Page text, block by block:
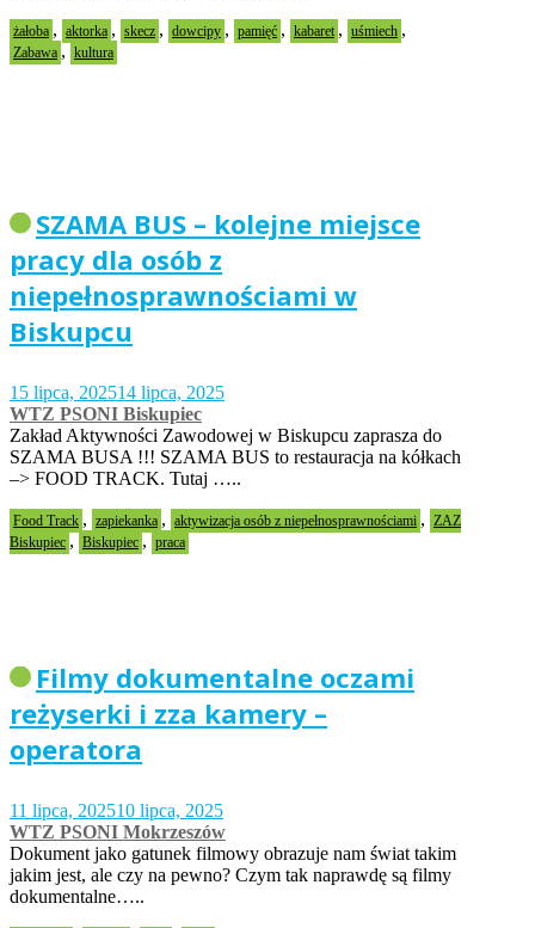
żałoba , aktorka , skecz , dowcipy , pamięć , kabaret , uśmiech ,
Zabawa , kultura
SZAMA BUS – kolejne miejsce
pracy dla osób z
niepełnosprawnościami w
Biskupcu
15 lipca, 202514 lipca, 2025
WTZ PSONI Biskupiec
Zakład Aktywności Zawodowej w Biskupcu zaprasza do
SZAMA BUSA !!! SZAMA BUS to restauracja na kółkach
–> FOOD TRACK. Tutaj …..
Food Track , zapiekanka , aktywizacja osób z niepełnosprawnościami ,
ZAZ
Biskupiec , Biskupiec , praca
Filmy dokumentalne oczami
reżyserki i zza kamery –
operatora
11 lipca, 202510 lipca, 2025
WTZ PSONI Mokrzeszów
Dokument jako gatunek filmowy obrazuje nam świat takim
jakim jest, ale czy na pewno? Czym tak naprawdę są filmy
dokumentalne…..